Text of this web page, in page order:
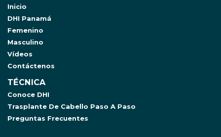
Inicio
DHI Panamá
Femenino
Masculino
Vídeos
Contáctenos
TÉCNICA
Conoce DHI
Trasplante De Cabello Paso A Paso
Preguntas Frecuentes